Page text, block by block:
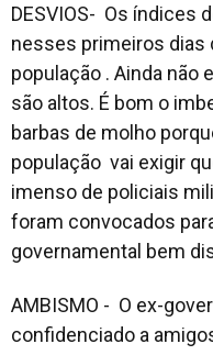
DESVIOS- Os índices
nesses primeiros dias
população . Ainda não
são altos. É bom o
barbas de molho
população vai exigir
imenso de policiais
foram convocados
governamental bem
AMBISMO - O ex-
confidenciado a